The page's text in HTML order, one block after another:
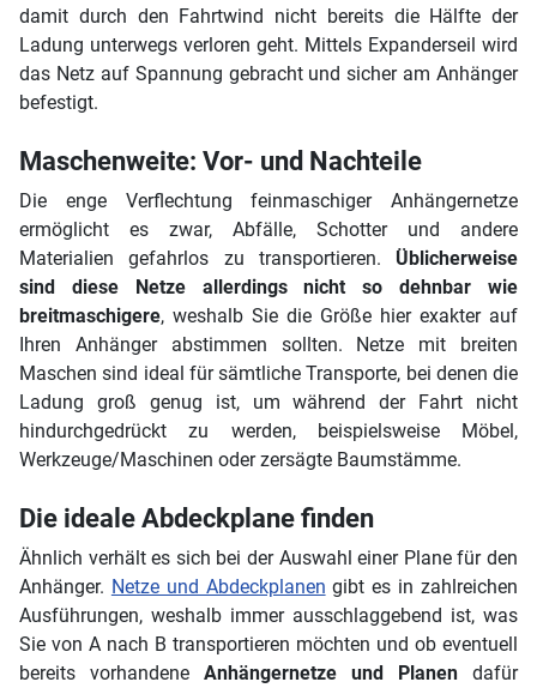
damit durch den Fahrtwind nicht bereits die Hälfte der
Ladung unterwegs verloren geht. Mittels Expanderseil wird
das Netz auf Spannung gebracht und sicher am Anhänger
befestigt.
Maschenweite: Vor- und Nachteile
Die enge Verflechtung feinmaschiger Anhängernetze
ermöglicht es zwar, Abfälle, Schotter und andere
Materialien gefahrlos zu transportieren. Üblicherweise
sind diese Netze allerdings nicht so dehnbar wie
breitmaschigere, weshalb Sie die Größe hier exakter auf
Ihren Anhänger abstimmen sollten. Netze mit breiten
Maschen sind ideal für sämtliche Transporte, bei denen die
Ladung groß genug ist, um während der Fahrt nicht
hindurchgedrückt zu werden, beispielsweise Möbel,
Werkzeuge/Maschinen oder zersägte Baumstämme.
Die ideale Abdeckplane finden
Ähnlich verhält es sich bei der Auswahl einer Plane für den
Anhänger. Netze und Abdeckplanen gibt es in zahlreichen
Ausführungen, weshalb immer ausschlaggebend ist, was
Sie von A nach B transportieren möchten und ob eventuell
bereits vorhandene Anhängernetze und Planen dafür